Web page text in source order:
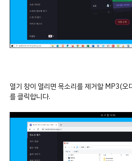
열기 창이 열리면 목소리를 제거할 MP3(오
를 클릭합니다.